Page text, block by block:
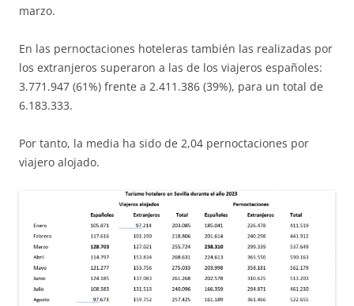
marzo.
En las pernoctaciones hoteleras también las realizadas por
los extranjeros superaron a las de los viajeros españoles:
3.771.947 (61%) frente a 2.411.386 (39%), para un total de
6.183.333.
Por tanto, la media ha sido de 2,04 pernoctaciones por
viajero alojado.